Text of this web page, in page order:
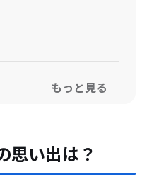
もっと見る
思い出は？